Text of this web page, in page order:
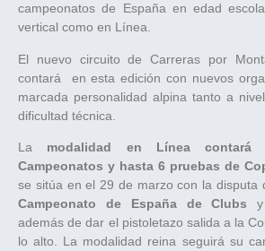
campeonatos de España en edad
vertical como en Línea.
El nuevo circuito de Carreras por
contará en esta edición con nuevos
marcada personalidad alpina tanto a
dificultad técnica.
La modalidad en Línea
Campeonatos y hasta 6 pruebas de
se sitúa en el 29 de marzo con la disputa
Campeonato de España de Clubs y
además de dar el pistoletazo salida a la
lo alto. La modalidad reina seguirá su